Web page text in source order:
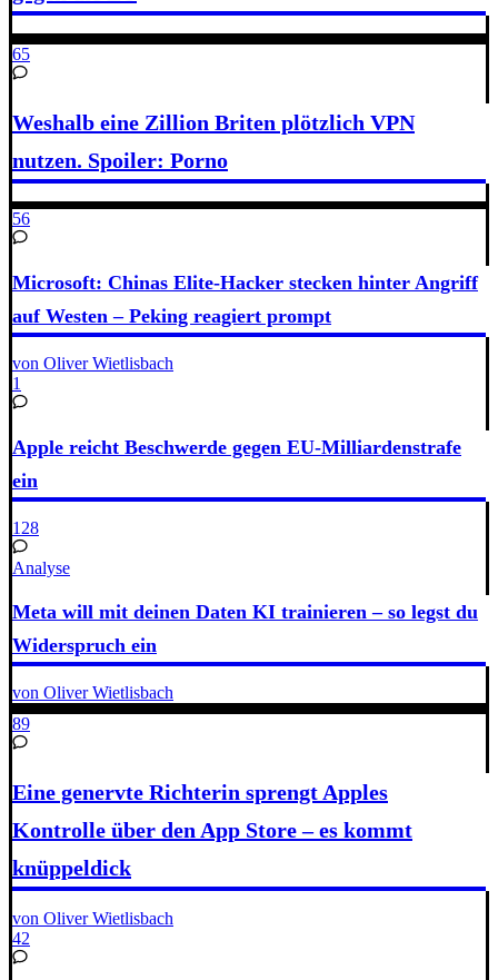
65
Weshalb eine Zillion Briten plötzlich VPN
nutzen. Spoiler: Porno
56
Microsoft: Chinas Elite-Hacker stecken hinter Angriff
auf Westen – Peking reagiert prompt
von Oliver Wietlisbach
1
Apple reicht Beschwerde gegen EU-Milliardenstrafe
ein
128
Analyse
Meta will mit deinen Daten KI trainieren – so legst du
Widerspruch ein
von Oliver Wietlisbach
89
Eine genervte Richterin sprengt Apples
Kontrolle über den App Store – es kommt
knüppeldick
von Oliver Wietlisbach
42